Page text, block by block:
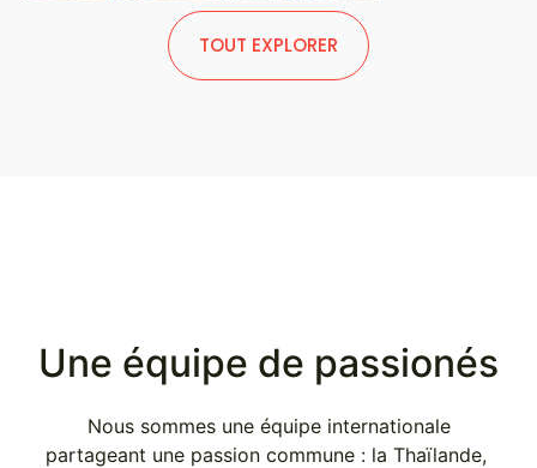
TOUT EXPLORER
Une équipe de passionés
Nous sommes une équipe internationale
partageant une passion commune : la Thaïlande,